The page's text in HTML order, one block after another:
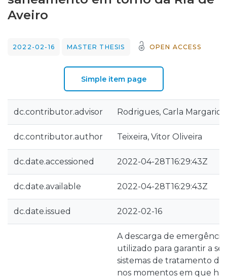
Statistics
Aveiro
2022-02-16 MASTER THESIS OPEN ACCESS
Simple item page
dc.contributor.advisor Rodrigues, Carla
dc.contributor.author Teixeira, Vitor Oliveira
dc.date.accessioned 2022-04-28T16:29:43Z
dc.date.available 2022-04-28T16:29:43Z
dc.date.issued 2022-02-16
A descarga de
utilizado para garantir a
sistemas de tratamento de
nos momentos em que há